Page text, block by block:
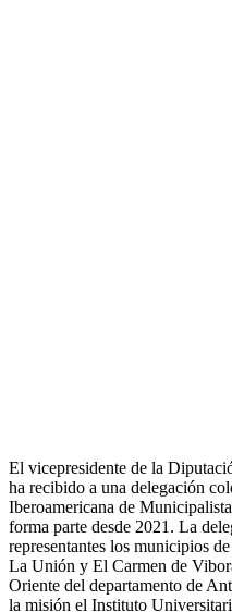
El vicepresidente de la
ha recibido a una delegación
Iberoamericana de
forma parte desde 2021. La
representantes los municipios
La Unión y El Carmen de
Oriente del departamento de
la misión el Instituto